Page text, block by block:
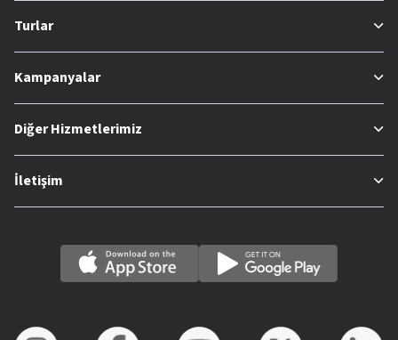
Turlar
Kampanyalar
Diğer Hizmetlerimiz
İletişim